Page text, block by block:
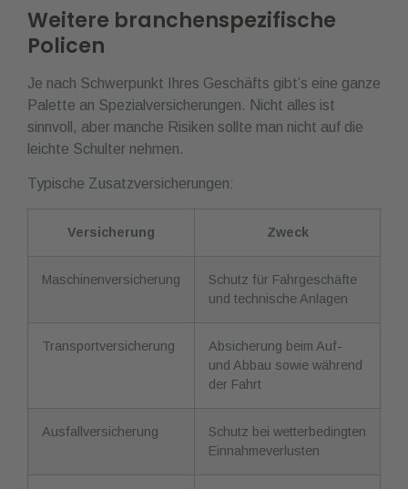
Weitere branchenspezifische
Policen
Je nach Schwerpunkt Ihres Geschäfts gibt’s eine ganze
Palette an Spezialversicherungen. Nicht alles ist
sinnvoll, aber manche Risiken sollte man nicht auf die
leichte Schulter nehmen.
Typische Zusatzversicherungen:
Versicherung Zweck
Maschinenversicherung
Schutz für Fahrgeschäfte
und technische Anlagen
Transportversicherung
Absicherung beim Auf-
und Abbau sowie während
der Fahrt
Ausfallversicherung
Schutz bei wetterbedingten
Einnahmeverlusten